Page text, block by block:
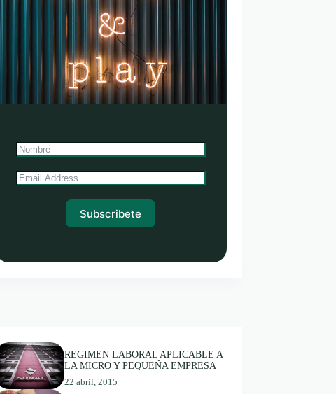
Subscribete
REGIMEN LABORAL APLICABLE A
LA MICRO Y PEQUEÑA EMPRESA
22 abril, 2015